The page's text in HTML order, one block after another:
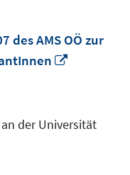
des AMS OÖ zur
der Universität